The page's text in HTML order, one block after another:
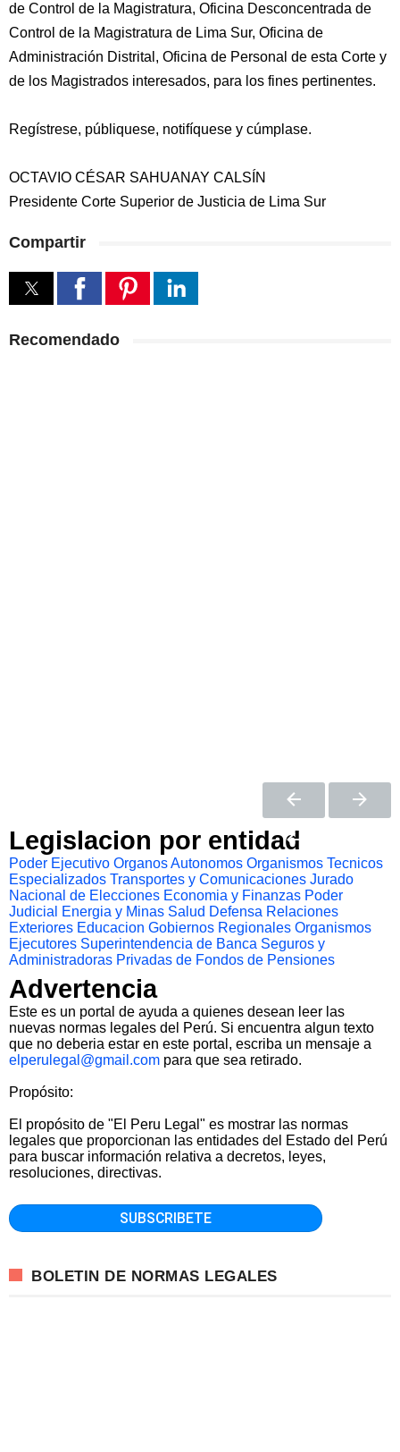
de Control de la Magistratura, Oficina Desconcentrada de
Control de la Magistratura de Lima Sur, Oficina de
Administración Distrital, Oficina de Personal de esta Corte y
de los Magistrados interesados, para los fines pertinentes.
Regístrese, públiquese, notifíquese y cúmplase.
OCTAVIO CÉSAR SAHUANAY CALSÍN
Presidente Corte Superior de Justicia de Lima Sur
Compartir
Recomendado
Legislacion por entidad
Poder Ejecutivo Organos Autonomos Organismos Tecnicos
Especializados Transportes y Comunicaciones Jurado
Nacional de Elecciones Economia y Finanzas Poder
Judicial
Energia y Minas Salud Defensa Relaciones
Exteriores Educacion Gobiernos Regionales Organismos
Ejecutores Superintendencia de Banca Seguros y
Administradoras Privadas de Fondos de Pensiones
Advertencia
Este es un portal de ayuda a quienes desean leer las
nuevas normas legales del Perú. Si encuentra algun texto
que no deberia estar en este portal, escriba un mensaje a
elperulegal@gmail.com para que sea retirado.
Propósito:
El propósito de "El Peru Legal" es mostrar las normas
legales que proporcionan las entidades del Estado del Perú
para buscar información relativa a decretos, leyes,
resoluciones, directivas.
BOLETIN DE NORMAS LEGALES